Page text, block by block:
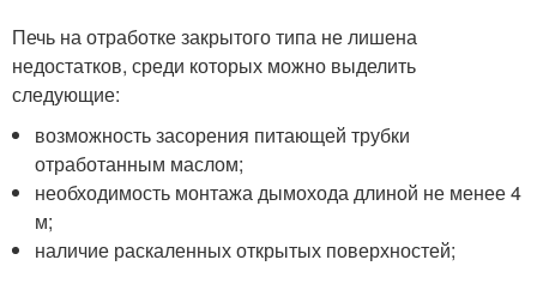
Печь на отработке закрытого типа не лишена
недостатков, среди которых можно выделить
следующие:
возможность засорения питающей трубки
отработанным маслом;
необходимость монтажа дымохода длиной не менее 4
м;
наличие раскаленных открытых поверхностей;